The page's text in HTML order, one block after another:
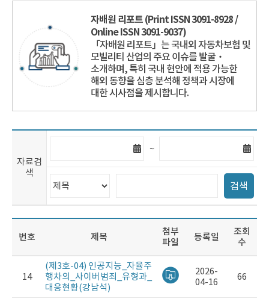
자배원 리포트 (Print ISSN 3091-8928 /
Online ISSN 3091-9037)
「자배원 리포트」는 국내외 자동차보험 및
모빌리티 산업의 주요 이슈를 발굴‧
소개하며, 특히 국내 현안에 적용 가능한
해외 동향을 심층 분석해 정책과 시장에
대한 시사점을 제시합니다.
자료검
색
자
검
색
시
작
일
~
자
검
색
지
막
일
검
색
범
선
검
어
력
검색
번호 제목
첨부
파일
등록일
조회
수
14
(제3호-04) 인공지능_자율주
행차의_사이버범죄_유형과_
대응현황(강남석)
2026-
04-16
66